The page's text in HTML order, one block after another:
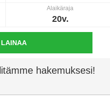
Alaikäraja
20v.
LAINAA
hakemuksesi!